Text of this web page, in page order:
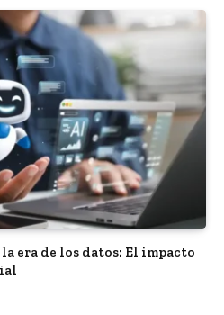
era de los datos: El impacto